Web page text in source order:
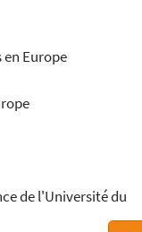
Europe
de l'Université du